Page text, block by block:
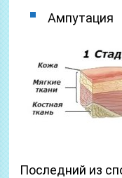
Ампутация
Последний из